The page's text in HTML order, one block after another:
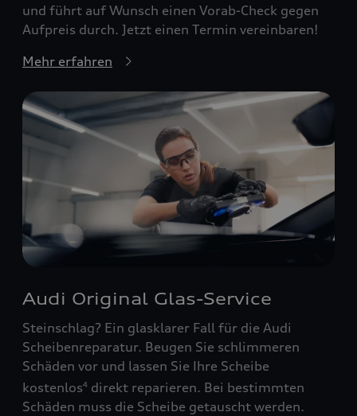
und führt auf Wunsch einen Vorab-Check gegen
Aufpreis durch. Jetzt einen Termin vereinbaren!
Mehr erfahren
Audi Original Glas-Service
Steinschlag? Ein glasklarer Fall für die Audi
Scheibenreparatur. Beugen Sie schlimmeren
Schäden vor und lassen Sie Ihre Scheibe
kostenlos4 direkt reparieren. Bei bestimmten
Schäden muss die Scheibe getauscht werden.